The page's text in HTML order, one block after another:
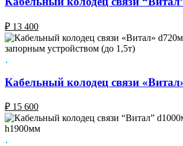
₽ 13 400
Кабельный колодец связи
₽ 15 600